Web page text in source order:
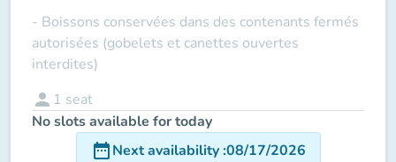
- Boissons conservées dans des contenants fermés
autorisées (gobelets et canettes ouvertes
interdites)
person 1 seat
No slots available for today
date_rangeNext availability:08/17/2026